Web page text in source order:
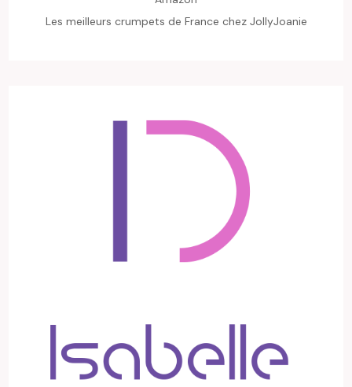
Les meilleurs crumpets de France chez JollyJoanie